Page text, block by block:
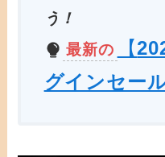
う！
最新の
【
グインセー